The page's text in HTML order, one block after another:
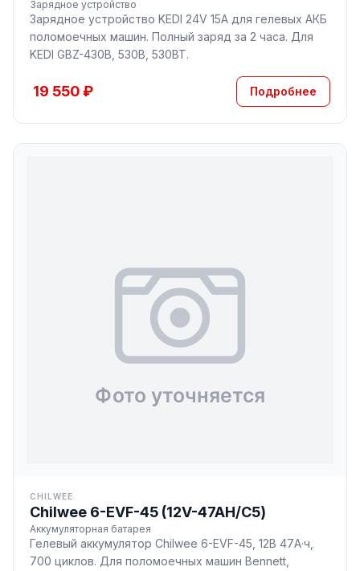
Зарядное устройство
Зарядное устройство KEDI 24V 15A для гелевых АКБ
поломоечных машин. Полный заряд за 2 часа. Для
KEDI GBZ-430B, 530B, 530BT.
19 550 ₽ Подробнее
CHILWEE
Chilwee 6-EVF-45 (12V-47AH/С5)
Аккумуляторная батарея
Гелевый аккумулятор Chilwee 6-EVF-45, 12В 47А·ч,
700 циклов. Для поломоечных машин Bennett,